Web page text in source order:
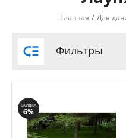
Главная / Для
 Фильтры
СКИДКА
6%